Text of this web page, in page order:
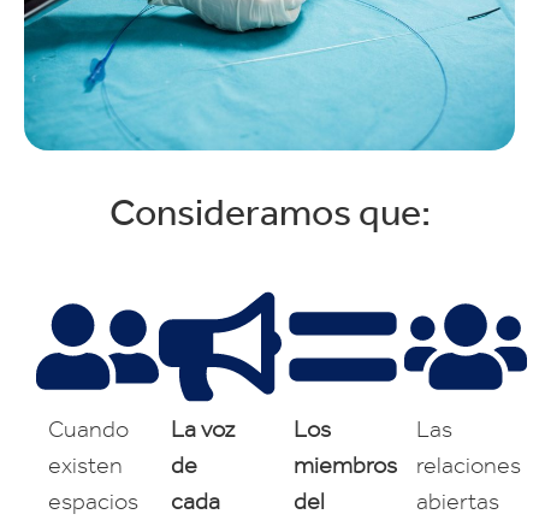
Consideramos que:
Cuando
existen
espacios
La voz
de
cada
Los
miembros
del
Las
relaciones
abiertas